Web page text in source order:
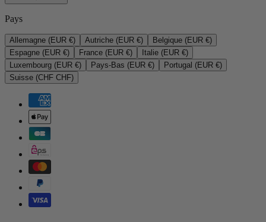
Pays
Allemagne (EUR €) Autriche (EUR €)
Belgique (EUR €)
Espagne (EUR €)
France (EUR €)
Italie (EUR €)
Luxembourg (EUR €)
Pays-Bas (EUR €)
Portugal (EUR €)
Suisse (CHF CHF)